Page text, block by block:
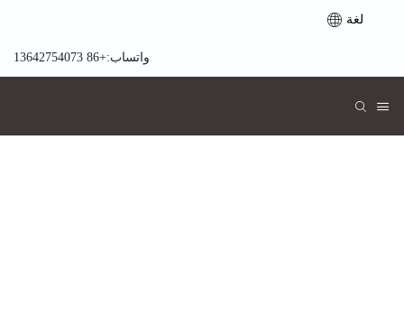
لغة
واتساب:+86 13642754073